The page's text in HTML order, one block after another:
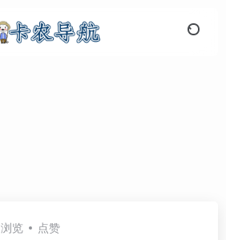
浏览 点赞